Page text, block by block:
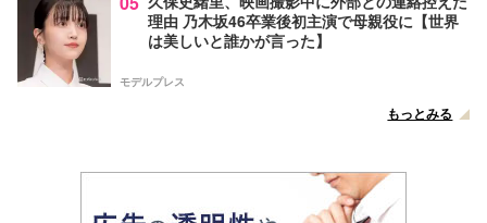
理由 乃木坂46卒業後初主演で母親役に【世界
は美しいと誰かが言った】
モデルプレス
もっとみる